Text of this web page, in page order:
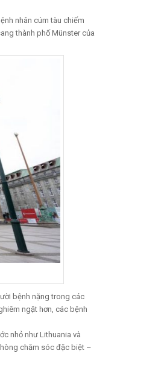
nhân cúm tàu chiếm
thành phố Münster của
bệnh nặng trong các
ngặt hơn, các bệnh
nhỏ như Lithuania và
chăm sóc đặc biệt –